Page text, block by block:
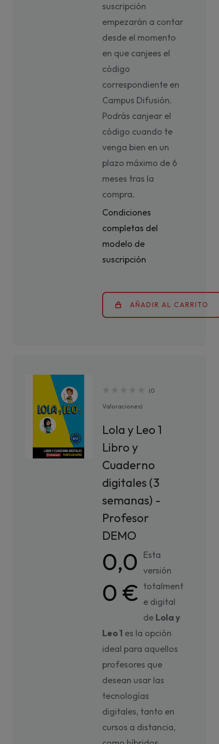
suscripción
empezarán a contar
desde el momento
en que canjees el
código
correspondiente en
Campus Difusión.
Podrás canjear el
código cuando te
venga bien en un
plazo máximo de 6
meses tras la
compra.
Condiciones
completas del
modelo de
suscripción
AÑADIR AL CARRITO
(0
Valoraciones)
Lola y Leo 1
Libro y
Cuaderno
digitales (3
semanas) -
Profesor
DEMO
0,0
0 €
Esta
versión
totalment
e digital
de Lola y
Leo 1 es la opción
ideal para aquellos
profesores que
desean usar las
tecnologías
digitales, tanto en
cursos a distancia,